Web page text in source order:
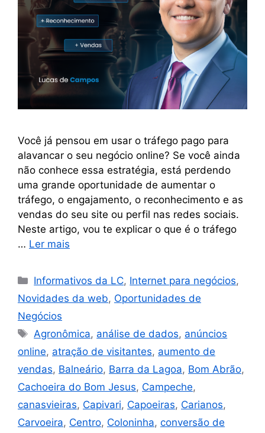
Você já pensou em usar o tráfego pago para
alavancar o seu negócio online? Se você ainda
não conhece essa estratégia, está perdendo
uma grande oportunidade de aumentar o
tráfego, o engajamento, o reconhecimento e as
vendas do seu site ou perfil nas redes sociais.
Neste artigo, vou te explicar o que é o tráfego
… Ler mais
Informativos da LC, Internet para negócios,
Novidades da web, Oportunidades de
Negócios
Agronômica, análise de dados, anúncios
online, atração de visitantes, aumento de
vendas, Balneário, Barra da Lagoa, Bom Abrão,
Cachoeira do Bom Jesus, Campeche,
canasvieiras, Capivari, Capoeiras, Carianos,
Carvoeira, Centro, Coloninha, conversão de